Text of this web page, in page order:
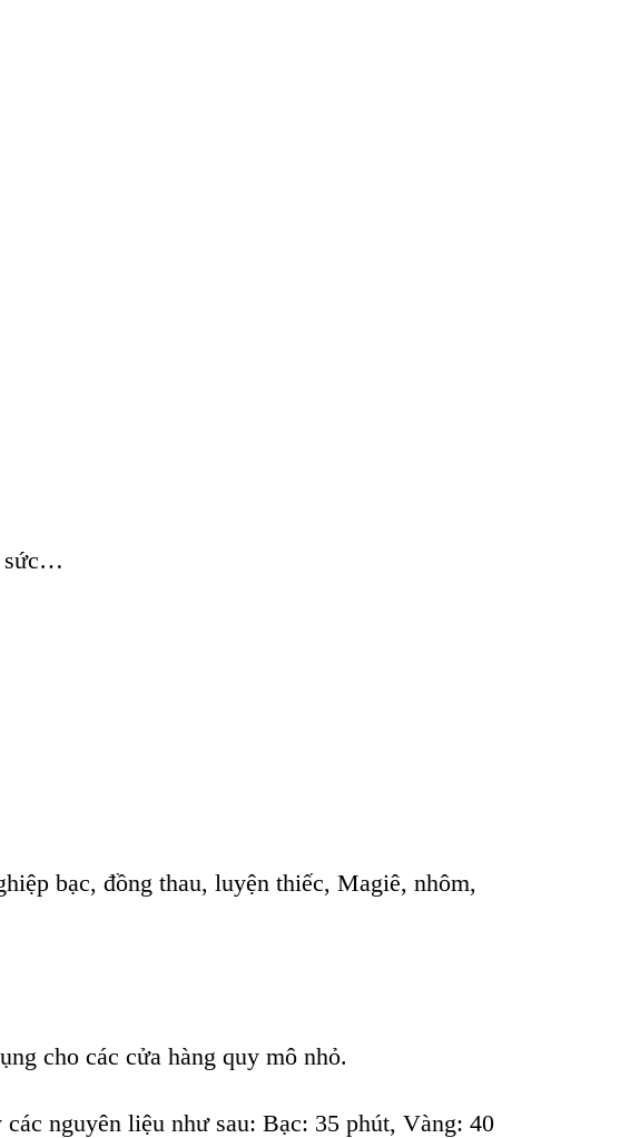
sức…
ệp bạc, đồng thau, luyện thiếc, Magiê, nhôm,
cho các cửa hàng quy mô nhỏ.
các nguyên liệu như sau: Bạc: 35 phút, Vàng: 40